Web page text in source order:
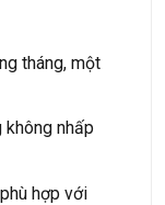
tháng, một
nhấp
hợp với